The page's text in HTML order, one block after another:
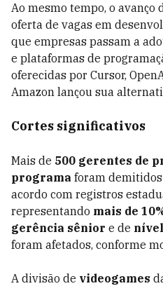
Ao mesmo tempo, o avanço
oferta de vagas em
que empresas passam a
e plataformas de
oferecidas por Cursor,
Amazon lançou sua
Cortes significativos
Mais de 500 gerentes de
programa foram
acordo com registros
representando mais de
gerência sênior e de
foram afetados, conforme
A divisão de videogames